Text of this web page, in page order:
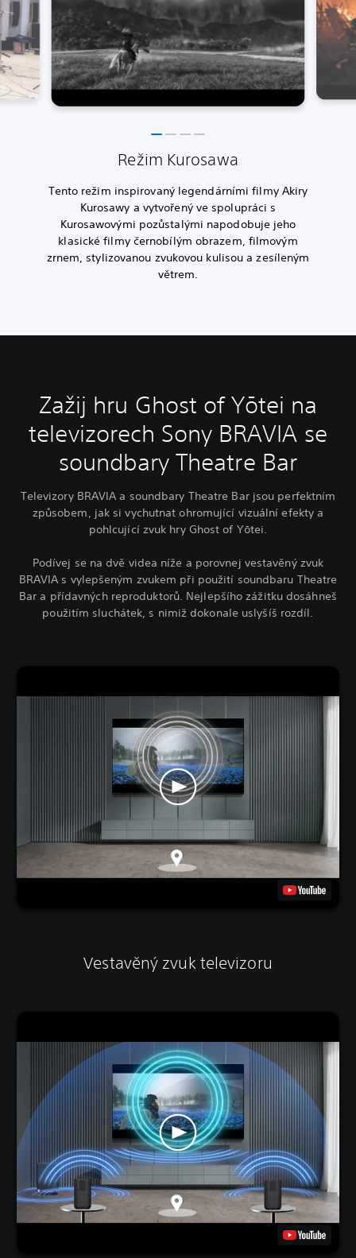
Režim Kurosawa
Tento režim inspirovaný legendárními filmy Akiry
Kurosawy a vytvořený ve spolupráci s
Kurosawovými pozůstalými napodobuje jeho
klasické filmy černobílým obrazem, filmovým
zrnem, stylizovanou zvukovou kulisou a zesíleným
větrem.
Zažij hru Ghost of Yōtei na
televizorech Sony BRAVIA se
soundbary Theatre Bar
Televizory BRAVIA a soundbary Theatre Bar jsou perfektním
způsobem, jak si vychutnat ohromující vizuální efekty a
pohlcující zvuk hry Ghost of Yōtei.
Podívej se na dvě videa níže a porovnej vestavěný zvuk
BRAVIA s vylepšeným zvukem při použití soundbaru Theatre
Bar a přídavných reproduktorů. Nejlepšího zážitku dosáhneš
použitím sluchátek, s nimiž dokonale uslyšíš rozdíl.
Vestavěný zvuk televizoru